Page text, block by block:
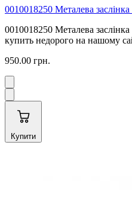
0010018250 Металева
0010018250 Металева
купить недорого на нашому
950.00 грн.
Купити